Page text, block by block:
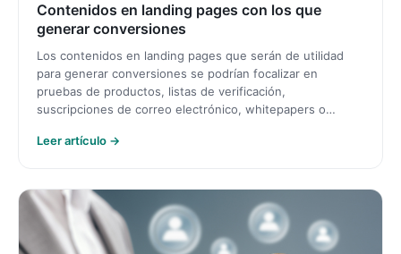
Contenidos en landing pages con los que
generar conversiones
Los contenidos en landing pages que serán de utilidad
para generar conversiones se podrían focalizar en
pruebas de productos, listas de verificación,
suscripciones de correo electrónico, whitepapers o…
Leer artículo →